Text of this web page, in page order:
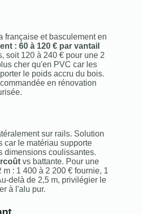
française et basculement en
: 60 à 120 € par vantail
soit 120 à 240 € pour une 2
cher qu'en PVC car les
le poids accru du bois.
en rénovation
sur rails. Solution
car le matériau supporte
dimensions coulissantes.
vs battante. Pour une
: 1 400 à 2 200 € fournie, 1
delà de 2,5 m, privilégier le
à l'alu pur.